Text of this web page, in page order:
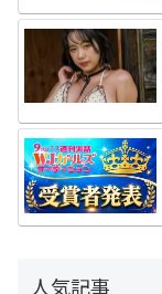
人気記事